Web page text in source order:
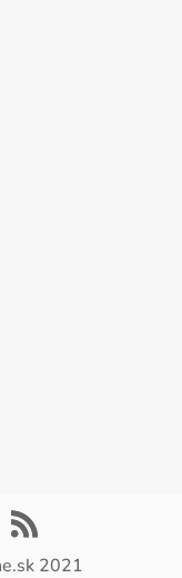
2021